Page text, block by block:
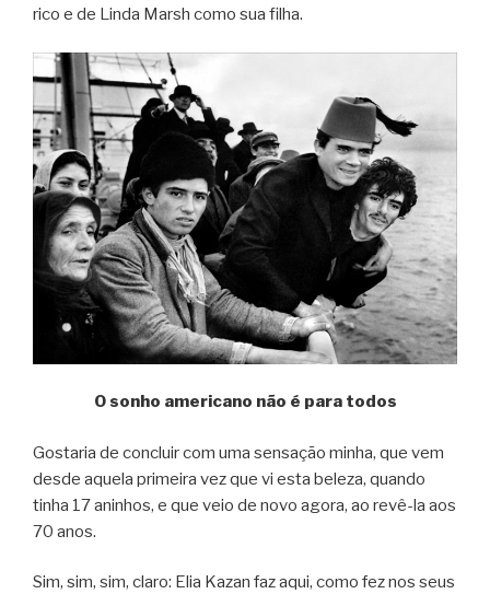
rico e de Linda Marsh como sua filha.
O sonho americano não é para todos
Gostaria de concluir com uma sensação minha, que vem
desde aquela primeira vez que vi esta beleza, quando
tinha 17 aninhos, e que veio de novo agora, ao revê-la aos
70 anos.
Sim, sim, sim, claro: Elia Kazan faz aqui, como fez nos seus